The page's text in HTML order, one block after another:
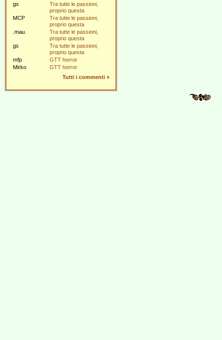
gs
Tra tutte le passioni,
proprio questa
MCP
Tra tutte le passioni,
proprio questa
.mau.
Tra tutte le passioni,
proprio questa
gs
Tra tutte le passioni,
proprio questa
mfp
GTT horror
Mirko
GTT horror
Tutti i commenti »